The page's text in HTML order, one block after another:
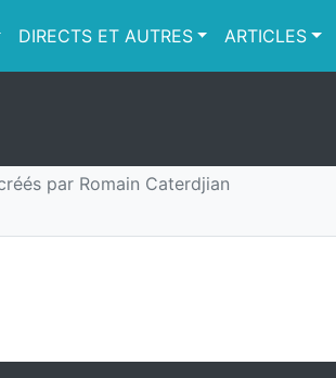
DIRECTS ET AUTRES ARTICLES
par Romain Caterdjian